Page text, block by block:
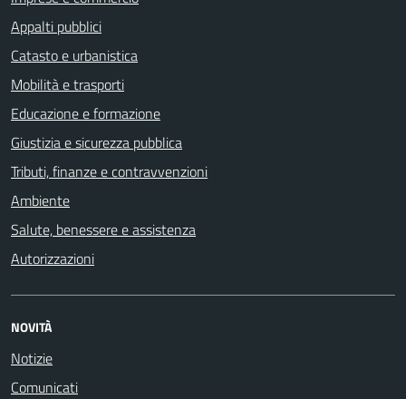
Appalti pubblici
Catasto e urbanistica
Mobilità e trasporti
Educazione e formazione
Giustizia e sicurezza pubblica
Tributi, finanze e contravvenzioni
Ambiente
Salute, benessere e assistenza
Autorizzazioni
NOVITÀ
Notizie
Comunicati